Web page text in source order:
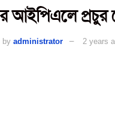
আইপিএলে প্রচুর
by administrator 2 years